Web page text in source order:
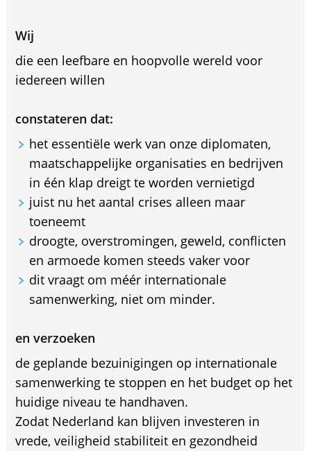
Wij
die een leefbare en hoopvolle wereld voor
iedereen willen
constateren dat:
het essentiële werk van onze diplomaten,
maatschappelijke organisaties en bedrijven
in één klap dreigt te worden vernietigd
juist nu het aantal crises alleen maar
toeneemt
droogte, overstromingen, geweld, conflicten
en armoede komen steeds vaker voor
dit vraagt om méér internationale
samenwerking, niet om minder.
en verzoeken
de geplande bezuinigingen op internationale
samenwerking te stoppen en het budget op het
huidige niveau te handhaven.
Zodat Nederland kan blijven investeren in
vrede, veiligheid stabiliteit en gezondheid